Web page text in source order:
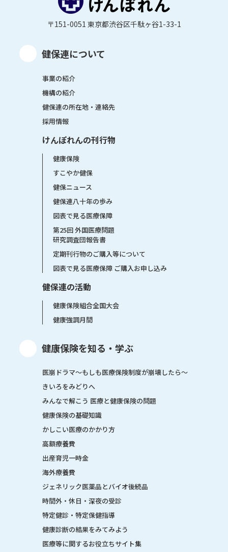
〒151-0051 東京都渋谷区千駄ヶ谷1-33-1
健保連について
事業の紹介
機構の紹介
健保連の所在地・連絡先
採用情報
けんぽれんの刊行物
健康保険
すこやか健保
健保ニュース
健保連八十年の歩み
図表で見る医療保障
第25回 外国医療問題
研究調査団報告書
定期刊行物のご購入等について
図表で見る医療保障 ご購入お申し込み
健保連の活動
健康保険組合全国大会
健康強調月間
健康保険を知る・学ぶ
医崩ドラマ〜もしも医療保険制度が崩壊したら〜
きいろをみどりへ
みんなで解こう 医療と健康保険の問題
健康保険の基礎知識
かしこい医療のかかり方
高額療養費
出産育児一時金
海外療養費
ジェネリック医薬品とバイオ後続品
時間外・休日・深夜の受診
特定健診・特定保健指導
健康診断の結果をみてみよう
医療等に関するお役立ちサイト集